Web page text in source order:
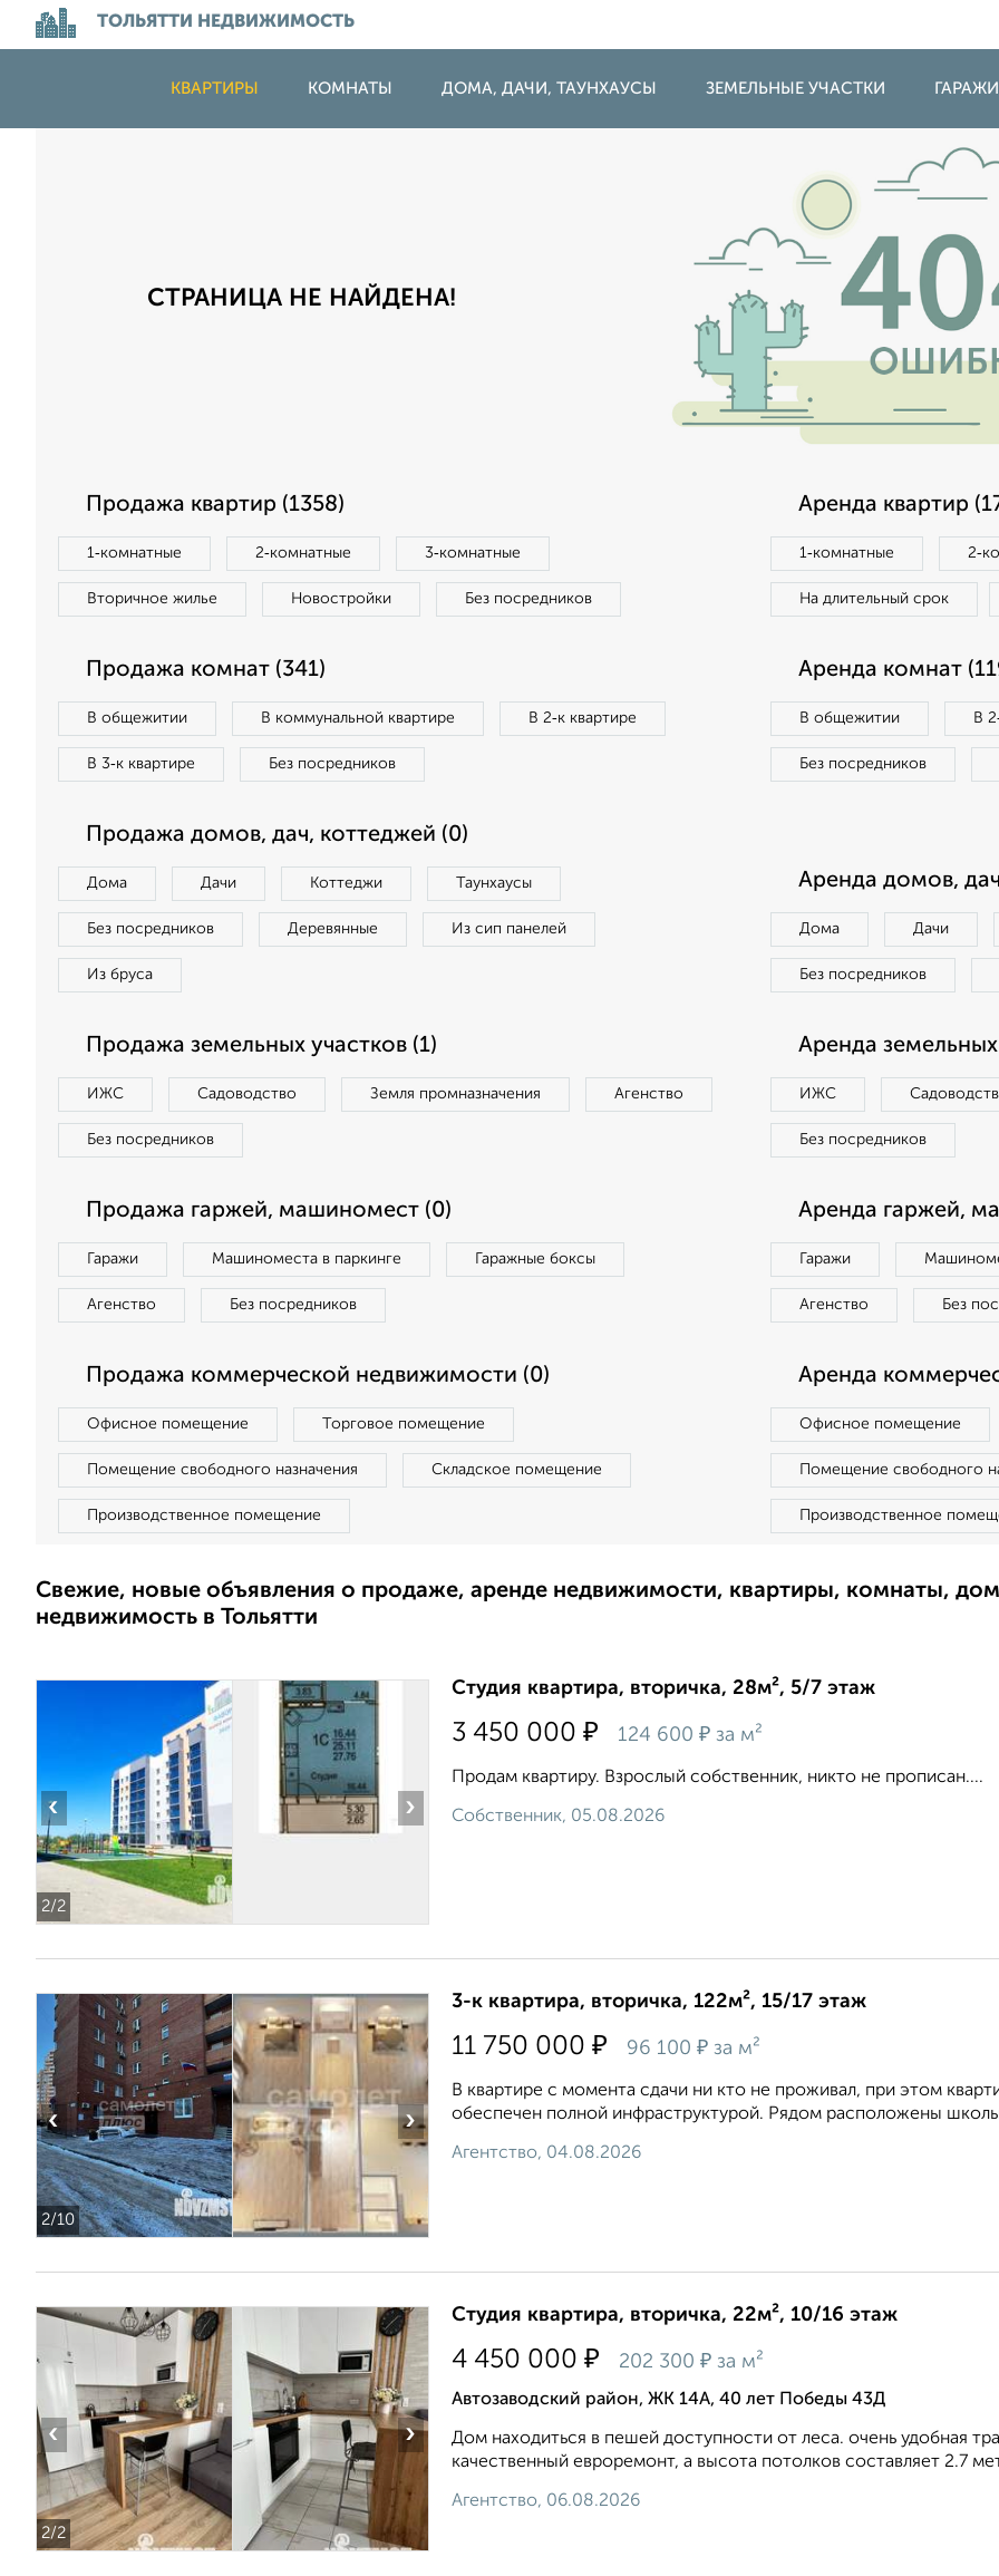
ТОЛЬЯТТИ НЕДВИЖИМОСТЬ
КВАРТИРЫ КОМНАТЫ ДОМА, ДАЧИ, ТАУНХАУСЫ ЗЕМЕЛЬНЫЕ УЧАСТКИ
СТРАНИЦА НЕ НАЙДЕНА!
Продажа квартир (1358)
1‑комнатные 2‑комнатные 3‑комнатные
Вторичное жилье Новостройки Без посредников
Аренда квартир
1‑комнатные
На длительный срок
Продажа комнат (341)
В общежитии В коммунальной квартире В 2‑к квартире
В 3‑к квартире Без посредников
Аренда комнат
В общежитии В
Без посредников
Продажа домов, дач, коттеджей (0)
Дома Дачи Коттеджи Таунхаусы
Без посредников Деревянные Из сип панелей
Из бруса
Аренда домов,
Дома Дачи
Без посредников
Продажа земельных участков (1)
ИЖС Садоводство Земля промназначения Агенство
Без посредников
Аренда земельных
ИЖС
Без посредников
Продажа гаржей, машиномест (0)
Гаражи Машиноместа в паркинге Гаражные боксы
Агенство Без посредников
Аренда гаржей,
Гаражи
Агенство Без
Продажа коммерческой недвижимости (0)
Офисное помещение Торговое помещение
Помещение свободного назначения Складское помещение
Производственное помещение
Аренда
Офисное помещение
Помещение свободного
Производственное
Свежие, новые объявления о продаже, аренде недвижимости, квартиры, комнаты,
недвижимость в Тольятти
2/2
‹ ›
Студия квартира, вторичка, 28м², 5/7 этаж
3 450 000 ₽ 124 600 ₽ за м²
Продам квартиру. Взрослый собственник, никто не прописан....
Собственник, 05.08.2026
2/10
‹ ›
3-к квартира, вторичка, 122м², 15/17 этаж
11 750 000 ₽ 96 100 ₽ за м²
В квартире с момента сдачи ни кто не проживал, при этом
обеспечен полной инфраструктурой. Рядом расположены
Агентство, 04.08.2026
2/2
‹ ›
Студия квартира, вторичка, 22м², 10/16 этаж
4 450 000 ₽ 202 300 ₽ за м²
Автозаводский район, ЖК 14А, 40 лет Победы 43Д
Дом находиться в пешей доступности от леса. очень удобная
качественный евроремонт, а высота потолков составляет 2.7
Агентство, 06.08.2026